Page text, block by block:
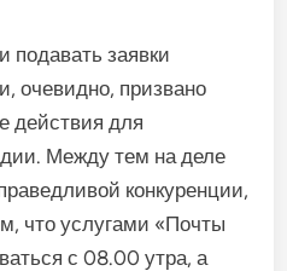
подавать заявки
очевидно, призвано
действия для
Между тем на деле
конкуренции,
что услугами «Почты
с 08.00 утра, а